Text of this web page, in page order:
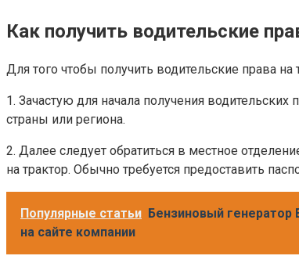
Как получить водительские
Для того чтобы получить водительские права
1. Зачастую для начала получения
страны или региона.
2. Далее следует обратиться в местное
на трактор. Обычно требуется предоставить
Популярные статьи Бензиновый генератор
на сайте компании